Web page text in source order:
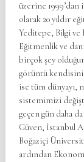
üzerine 1999’dan
olarak 20 yıldır
Yeditepe, Bilgi
Eğitmenlik ve
birçok şey
görüntü kendisini
ise tüm dünyayı,
sistemimizi
geçen gün daha
Güven, İstanbul
Boğaziçi
ardından